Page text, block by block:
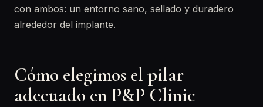
con ambos: un entorno sano, sellado y duradero
alrededor del implante.
Cómo elegimos el pilar
adecuado en P&P Clinic